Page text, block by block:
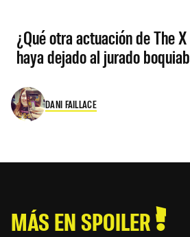
¿Qué otra actuación de The
haya dejado al jurado
DANI FAILLACE
MÁS EN SPOILER